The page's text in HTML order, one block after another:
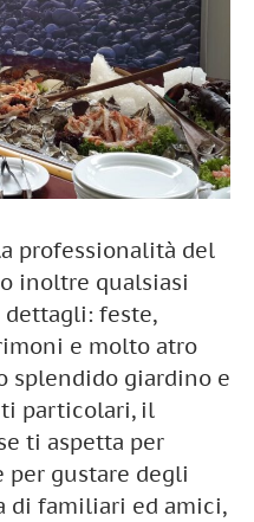
professionalità del
inoltre qualsiasi
feste,
e molto atro
splendido giardino e
particolari, il
ti aspetta per
gustare degli
di familiari ed amici,